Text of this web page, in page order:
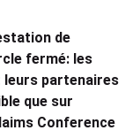
de
fermé: les
partenaires
que sur
Conference